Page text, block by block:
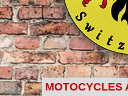
MOTOCYCLES